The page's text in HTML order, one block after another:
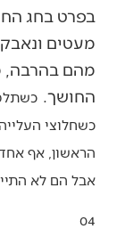
בפרט בחג
מעטים
מהם בהרבה,
החושך.
כשחלוצי
הראשון, אף
אבל הם לא
04